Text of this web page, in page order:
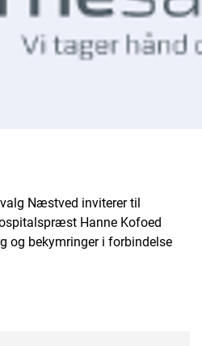
Næstved inviterer til
Hanne Kofoed
og bekymringer i forbindelse